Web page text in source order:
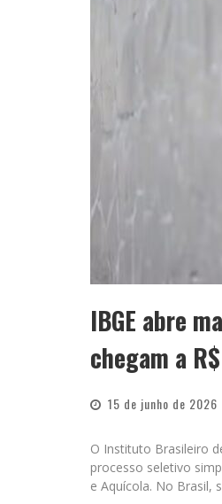
IBGE abre
chegam a
15 de junho de 2026
O Instituto Brasileiro
processo seletivo
e Aquícola. No Brasil,